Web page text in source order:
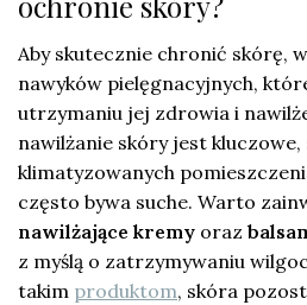
Aby skutecznie chronić skórę,
nawyków pielęgnacyjnych,
utrzymaniu jej zdrowia i
nawilżanie skóry jest
klimatyzowanych
często bywa suche. Warto
nawilżające kremy oraz
z myślą o zatrzymywaniu
takim produktom, skóra